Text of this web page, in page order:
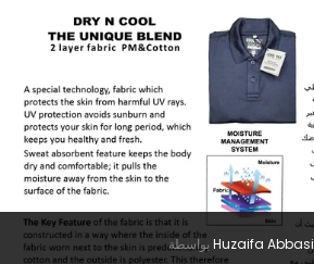
بواسطةHuzaifa Abbasi